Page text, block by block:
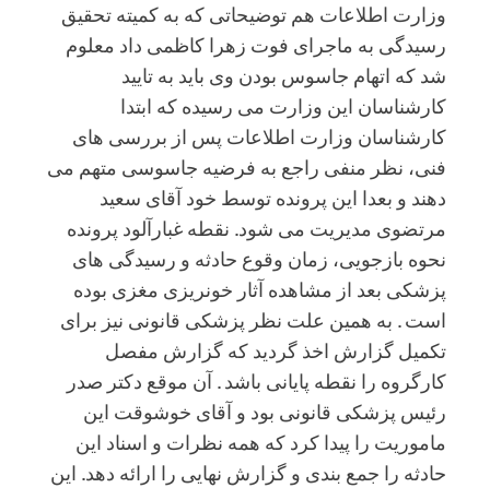
وزارت اطلاعات هم توضیحاتی که به کمیته تحقیق
رسیدگی به ماجرای فوت زهرا کاظمی داد معلوم
شد که اتهام جاسوس بودن وی باید به تایید
کارشناسان این وزارت می رسیده که ابتدا
کارشناسان وزارت اطلاعات پس از بررسی های
فنی، نظر منفی راجع به فرضیه جاسوسی متهم می
دهند و‌ بعدا این پرونده توسط خود آقای سعید
مرتضوی‌ مدیریت می شود. نقطه غبارآلود پرونده
نحوه بازجویی، زمان وقوع حادثه و رسیدگی های
پزشکی بعد از مشاهده آثار خونریزی مغزی بوده
است . به همین علت نظر پزشکی قانونی نیز برای
تکمیل گزارش اخذ گردید که گزارش مفصل
کارگروه را نقطه پایانی باشد . آن موقع دکتر صدر
رئیس پزشکی قانونی بود و آقای خوشوقت این
ماموریت را پیدا کرد که همه نظرات و اسناد این
حادثه را جمع بندی و گزارش نهایی را ارائه دهد. این